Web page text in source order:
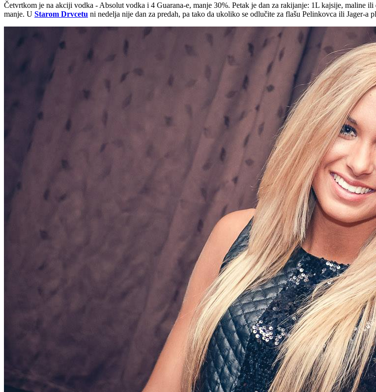
Četvrtkom je na akciji vodka - Absolut vodka i 4 Guarana-e, manje 30%. Petak je dan za rakijanje: 1L kajsije, maline
manje. U Starom Drvcetu ni nedelja nije dan za predah, pa tako da ukoliko se odlučite za flašu Pelinkovca ili Jager-a